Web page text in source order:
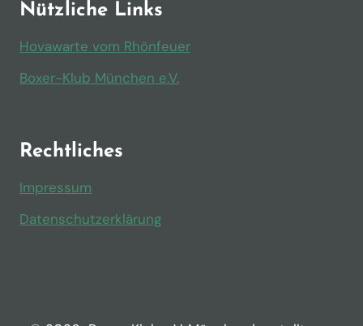
Nützliche Links
Hovawarte vom Rhönfeuer
Boxer-Klub München e.V.
Rechtliches
Impressum
Datenschutzerklärung